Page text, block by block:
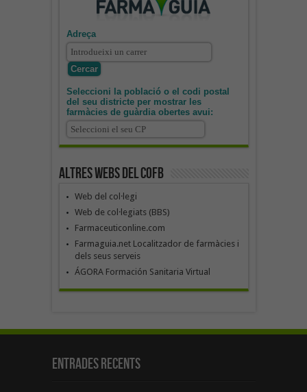
Adreça
Seleccioni la població o el codi postal
del seu districte per mostrar les
farmàcies de guàrdia obertes avui:
Altres webs del COFB
Web del col·legi
Web de col·legiats (BBS)
Farmaceuticonline.com
Farmaguia.net Localitzador de farmàcies i
dels seus serveis
ÁGORA Formación Sanitaria Virtual
Entrades recents